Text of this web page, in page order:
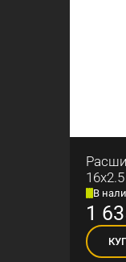
16x2.5
В
1